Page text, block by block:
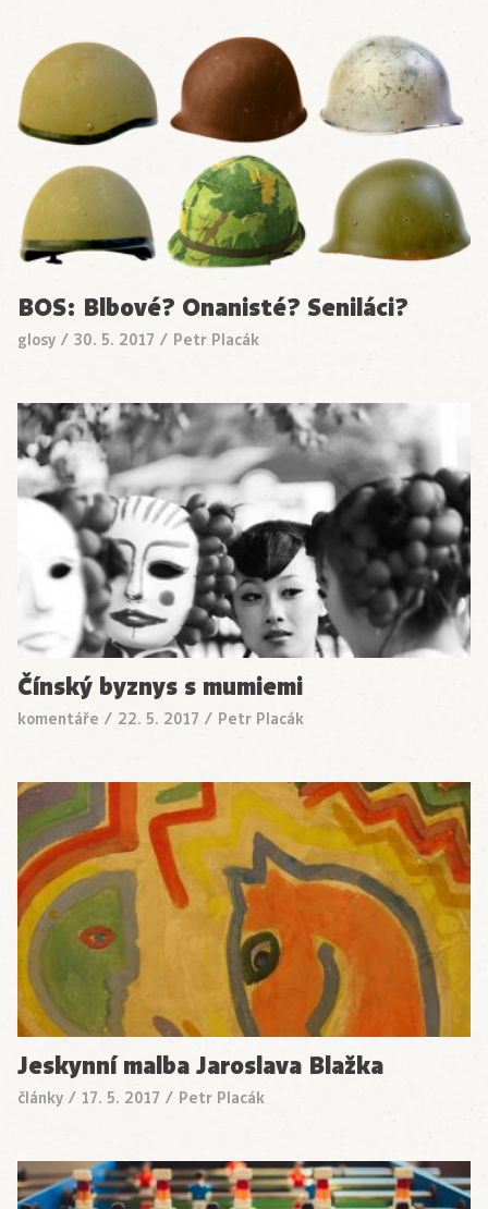
BOS: Blbové? Onanisté? Seniláci?
glosy / 30. 5. 2017 / Petr Placák
Čínský byznys s mumiemi
komentáře / 22. 5. 2017 / Petr Placák
Jeskynní malba Jaroslava Blažka
články / 17. 5. 2017 / Petr Placák